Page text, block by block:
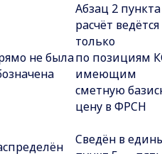
не была
Абзац 2 пункта
расчёт ведётся
только
по позициям
имеющим
сметную
цену в ФРСН
Сведён в